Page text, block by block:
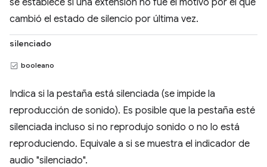
se establece si una extensión no fue el motivo por el que
cambió el estado de silencio por última vez.
silenciado
booleano
Indica si la pestaña está silenciada (se impide la
reproducción de sonido). Es posible que la pestaña esté
silenciada incluso si no reprodujo sonido o no lo está
reproduciendo. Equivale a si se muestra el indicador de
audio "silenciado".